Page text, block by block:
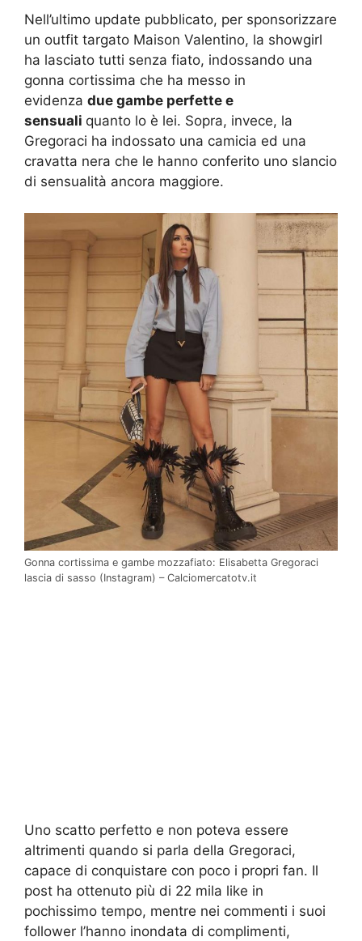
Nell’ultimo update pubblicato, per sponsorizzare
un outfit targato Maison Valentino, la showgirl
ha lasciato tutti senza fiato, indossando una
gonna cortissima che ha messo in
evidenza due gambe perfette e
sensuali quanto lo è lei. Sopra, invece, la
Gregoraci ha indossato una camicia ed una
cravatta nera che le hanno conferito uno slancio
di sensualità ancora maggiore.
Gonna cortissima e gambe mozzafiato: Elisabetta Gregoraci
lascia di sasso (Instagram) – Calciomercatotv.it
Uno scatto perfetto e non poteva essere
altrimenti quando si parla della Gregoraci,
capace di conquistare con poco i propri fan. Il
post ha ottenuto più di 22 mila like in
pochissimo tempo, mentre nei commenti i suoi
follower l’hanno inondata di complimenti,